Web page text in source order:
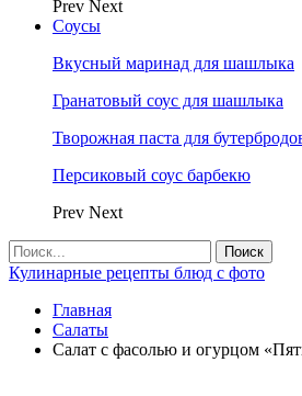
Prev Next
Соусы
Вкусный маринад для шашлыка
Гранатовый соус для шашлыка
Творожная паста для
Персиковый соус барбекю
Prev Next
Кулинарные рецепты блюд с фото
Главная
Салаты
Салат с фасолью и огурцом